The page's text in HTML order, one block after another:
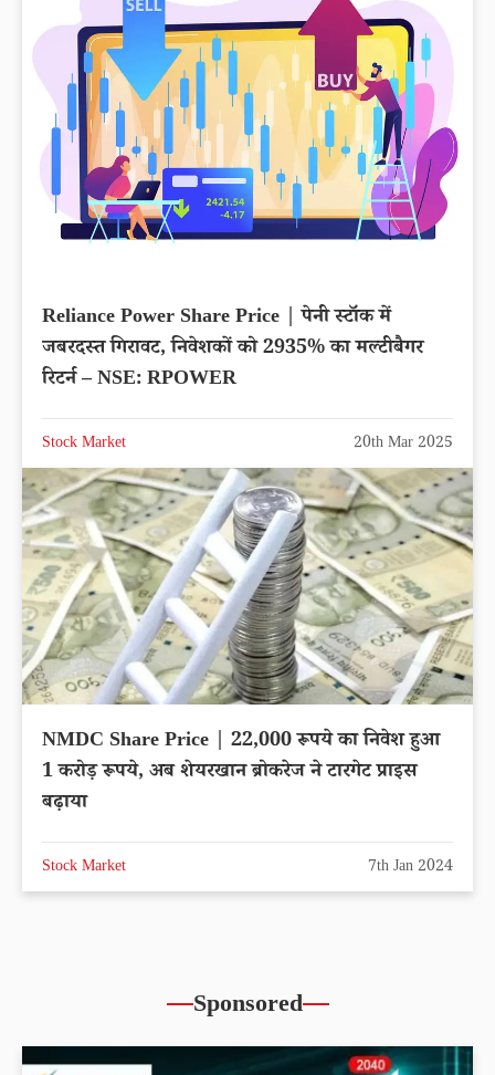
Reliance Power Share Price | पेनी स्टॉक में
जबरदस्त गिरावट, निवेशकों को 2935% का मल्टीबैगर
रिटर्न – NSE: RPOWER
Stock Market 20th Mar 2025
NMDC Share Price | 22,000 रूपये का निवेश हुआ
1 करोड़ रूपये, अब शेयरखान ब्रोकरेज ने टारगेट प्राइस
बढ़ाया
Stock Market 7th Jan 2024
Sponsored